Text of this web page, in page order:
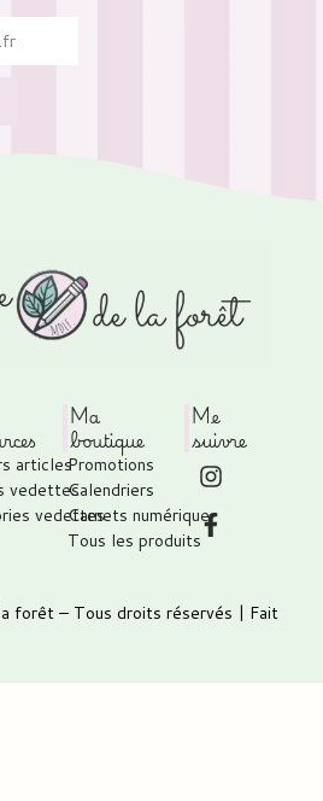
articles
vedettes
vedettes
Ma
boutique
Promotions
Calendriers
Carnets numérique
Tous les produits
Me
suivre
forêt – Tous droits réservés | Fait